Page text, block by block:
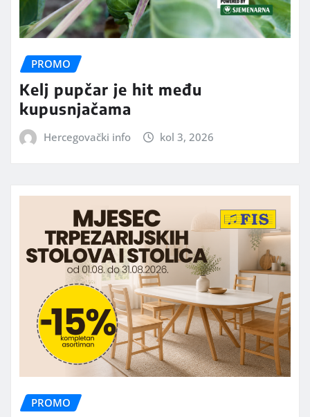
PROMO
Kelj pupčar je hit među
kupusnjačama
Hercegovački info kol 3, 2026
PROMO